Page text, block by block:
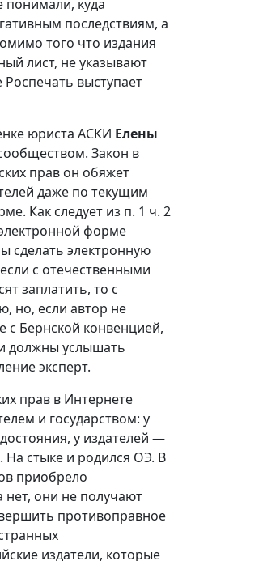
понимали, куда
последствиям, а
того что издания
лист, не указывают
выступает
юриста АСКИ Елены
Закон в
прав он обяжет
даже по текущим
Как следует из п. 1 ч. 2
форме
сделать электронную
с отечественными
заплатить, то с
но, если автор не
с Бернской конвенцией,
должны услышать
эксперт.
прав в Интернете
и государством: у
у издателей —
стыке и родился ОЭ. В
приобрело
нет, они не получают
противоправное
издатели, которые